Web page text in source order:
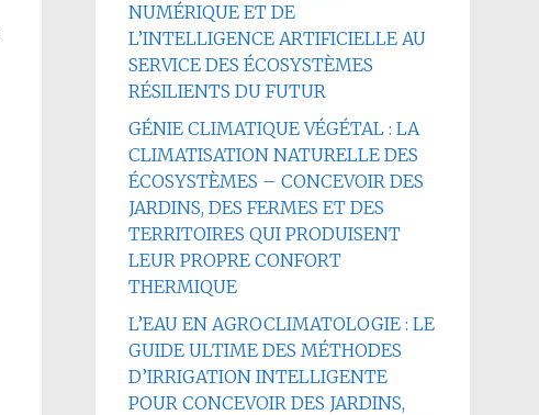
NUMÉRIQUE ET DE
L’INTELLIGENCE ARTIFICIELLE AU
SERVICE DES ÉCOSYSTÈMES
RÉSILIENTS DU FUTUR
GÉNIE CLIMATIQUE VÉGÉTAL : LA
CLIMATISATION NATURELLE DES
ÉCOSYSTÈMES – CONCEVOIR DES
JARDINS, DES FERMES ET DES
TERRITOIRES QUI PRODUISENT
LEUR PROPRE CONFORT
THERMIQUE
L’EAU EN AGROCLIMATOLOGIE : LE
GUIDE ULTIME DES MÉTHODES
D’IRRIGATION INTELLIGENTE
POUR CONCEVOIR DES JARDINS,